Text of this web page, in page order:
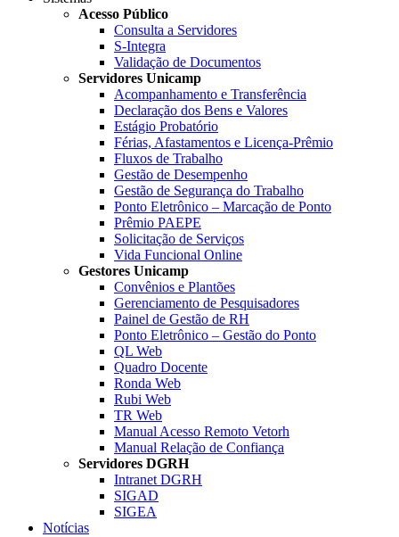
Acesso Público
Consulta a Servidores
S-Integra
Validação de Documentos
Servidores Unicamp
Acompanhamento e Transferência
Declaração dos Bens e Valores
Estágio Probatório
Férias, Afastamentos e Licença-Prêmio
Fluxos de Trabalho
Gestão de Desempenho
Gestão de Segurança do Trabalho
Ponto Eletrônico – Marcação de Ponto
Prêmio PAEPE
Solicitação de Serviços
Vida Funcional Online
Gestores Unicamp
Convênios e Plantões
Gerenciamento de Pesquisadores
Painel de Gestão de RH
Ponto Eletrônico – Gestão do Ponto
QL Web
Quadro Docente
Ronda Web
Rubi Web
TR Web
Manual Acesso Remoto Vetorh
Manual Relação de Confiança
Servidores DGRH
Intranet DGRH
SIGAD
SIGEA
Notícias